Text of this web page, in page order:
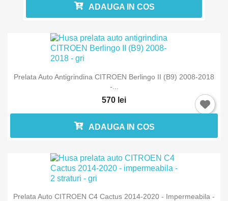
ADAUGA IN COS
Prelata Auto Antigrindina CITROEN Berlingo II (B9) 2008-2018
-...
570 lei
ADAUGA IN COS
Prelata Auto CITROEN C4 Cactus 2014-2020 - Impermeabila -